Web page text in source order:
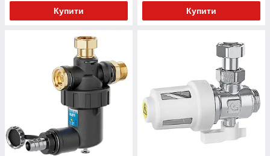
Купити Купити